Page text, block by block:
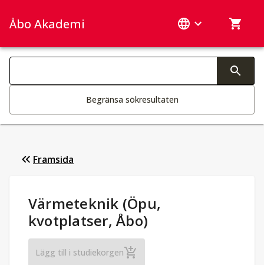
Åbo Akademi
Sök­kategorier
Begränsa sökresultaten
Framsida
Studieuppgifter:
Värmeteknik (Öpu,
kvotplatser, Åbo)
Lägg till i studiekorgenVärmeteknik (Öpu, kvotplatser, Åbo)